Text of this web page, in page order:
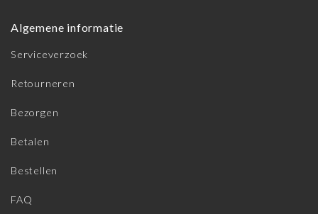
Algemene informatie
Serviceverzoek
Retourneren
Bezorgen
Betalen
Bestellen
FAQ